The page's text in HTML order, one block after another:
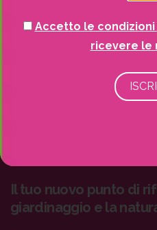
Vasi
Il tuo nuovo punto di
giardinaggio e la
Accetto le
ricevere le